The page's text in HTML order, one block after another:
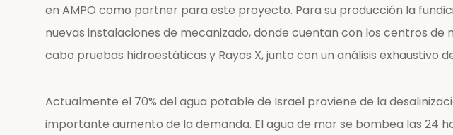
en AMPO como partner para este proyecto. Para su producción la
nuevas instalaciones de mecanizado, donde cuentan con los centros
cabo pruebas hidroestáticas y Rayos X, junto con un análisis
Actualmente el 70% del agua potable de Israel proviene de la
importante aumento de la demanda. El agua de mar se bombea las 24